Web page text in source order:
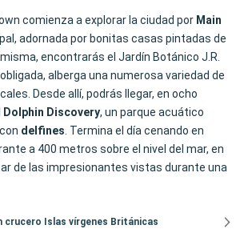
comienza a explorar la ciudad por Main
adornada por bonitas casas pintadas de
encontrarás el Jardín Botánico J.R.
alberga una numerosa variedad de
Desde allí, podrás llegar, en ocho
Dolphin Discovery, un parque acuático
delfines. Termina el día cenando en
a 400 metros sobre el nivel del mar, en
de las impresionantes vistas durante una
crucero Islas vírgenes Británicas